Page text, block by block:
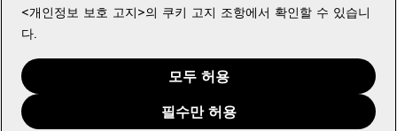
Youtube
<개인정보 보호 고지>의 쿠키 고지 조항에서 확인할 수 있습니
다.
모두 허용
필수만 허용